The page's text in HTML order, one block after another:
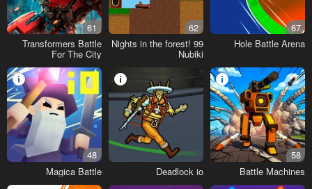
67
Hole Battle Arena
62
99 Nights in the forest!
Nubiki
61
Transformers Battle
For The City
58
Battle Machines
Deadlock io
48
Magica Battle